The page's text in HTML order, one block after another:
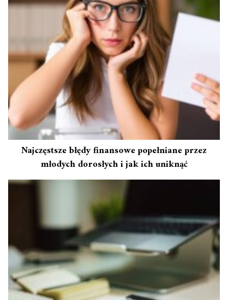
Najczęstsze błędy finansowe popełniane przez
młodych dorosłych i jak ich uniknąć